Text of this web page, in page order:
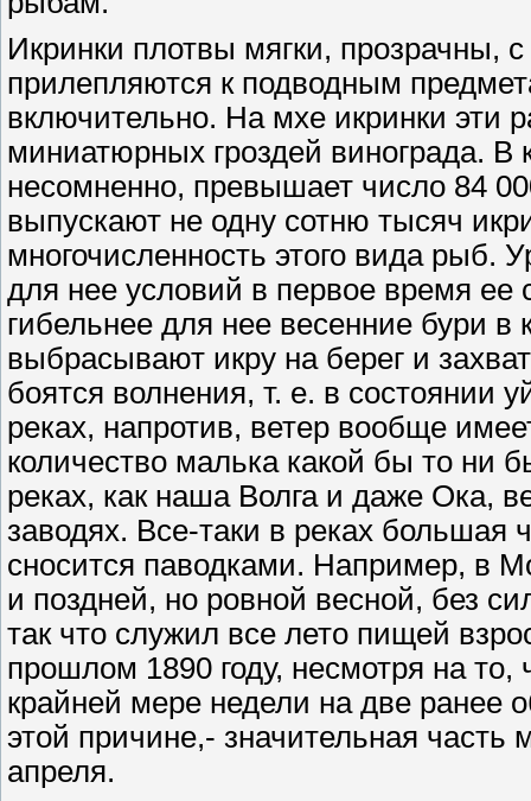
Икринки плотвы мягки, прозрачны,
прилепляются к подводным
включительно. На мхе икринки эти
миниатюрных гроздей винограда. В
несомненно, превышает число 84
выпускают не одну сотню тысяч
многочисленность этого вида рыб.
для нее условий в первое время ее
гибельнее для нее весенние бури
выбрасывают икру на берег и
боятся волнения, т. е. в состоянии
реках, напротив, ветер вообще
количество малька какой бы то ни
реках, как наша Волга и даже Ока,
заводях. Все-таки в реках большая
сносится паводками. Например, в
и поздней, но ровной весной, без
так что служил все лето пищей
прошлом 1890 году, несмотря на
крайней мере недели на две ранее
этой причине,- значительная
апреля.